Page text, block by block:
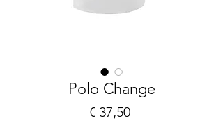
Polo Change
€ 37,50Prijs